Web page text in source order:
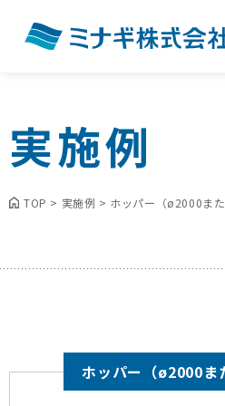
実施例
TOP > 実施例 > ホッパー（ø2000ま
ホッパー（ø2000ま